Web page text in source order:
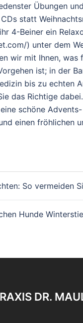
Übungen
statt
4-Beiner ein
) unter dem
wir mit Ihnen, was
ist; in der
bis zu echten
das Richtige dabei.
schöne
einen fröhlichen
So vermeiden
Hunde
DR.